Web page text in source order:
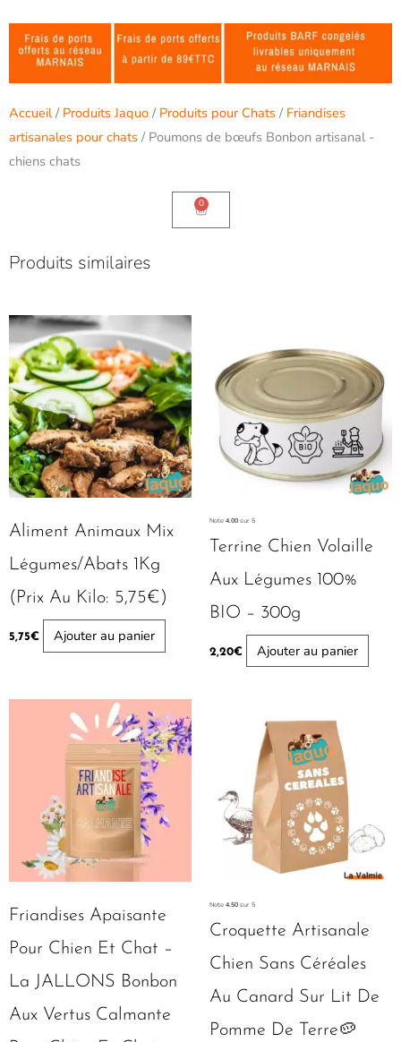
Accueil/ Produits Jaquo / Produits pour Chats / Friandises
artisanales pour chats / Poumons de bœufs Bonbon artisanal -
chiens chats
0
Panier
Produits similaires
Aliment Animaux Mix
Légumes/Abats 1Kg
(Prix Au Kilo: 5,75€)
5,75€ Ajouter au panier
Note 4.00 sur 5
Terrine Chien Volaille
Aux Légumes 100%
BIO – 300g
2,20€ Ajouter au panier
Friandises Apaisante
Pour Chien Et Chat –
La JALLONS Bonbon
Aux Vertus Calmante
Plage
de
prix :
3,90€
à
9,80€
Ce
produit
a
plusieurs
variations.
Les
options
peuvent
choisies
sur
la
du
Note 4.50 sur 5
Croquette Artisanale
Chien Sans Céréales
Au Canard Sur Lit De
Pomme De Terre🥔